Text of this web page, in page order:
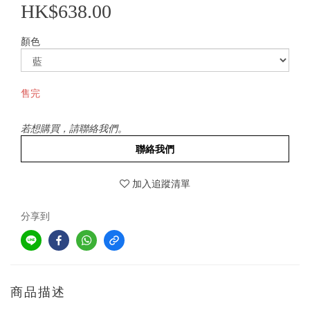
HK$638.00
顏色
售完
若想購買，請聯絡我們。
聯絡我們
加入追蹤清單
分享到
商品描述